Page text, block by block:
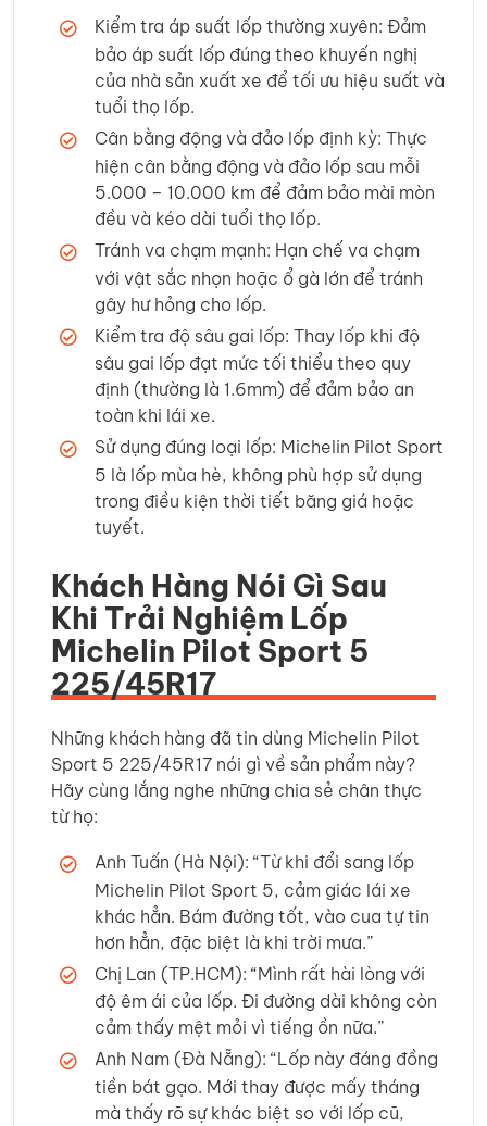
Kiểm tra áp suất lốp thường xuyên: Đảm
bảo áp suất lốp đúng theo khuyến nghị
của nhà sản xuất xe để tối ưu hiệu suất và
tuổi thọ lốp.
Cân bằng động và đảo lốp định kỳ: Thực
hiện cân bằng động và đảo lốp sau mỗi
5.000 – 10.000 km để đảm bảo mài mòn
đều và kéo dài tuổi thọ lốp.
Tránh va chạm mạnh: Hạn chế va chạm
với vật sắc nhọn hoặc ổ gà lớn để tránh
gây hư hỏng cho lốp.
Kiểm tra độ sâu gai lốp: Thay lốp khi độ
sâu gai lốp đạt mức tối thiểu theo quy
định (thường là 1.6mm) để đảm bảo an
toàn khi lái xe.
Sử dụng đúng loại lốp: Michelin Pilot Sport
5 là lốp mùa hè, không phù hợp sử dụng
trong điều kiện thời tiết băng giá hoặc
tuyết.
Khách Hàng Nói Gì Sau
Khi Trải Nghiệm Lốp
Michelin Pilot Sport 5
225/45R17
Những khách hàng đã tin dùng Michelin Pilot
Sport 5 225/45R17 nói gì về sản phẩm này?
Hãy cùng lắng nghe những chia sẻ chân thực
từ họ:
Anh Tuấn (Hà Nội): “Từ khi đổi sang lốp
Michelin Pilot Sport 5, cảm giác lái xe
khác hẳn. Bám đường tốt, vào cua tự tin
hơn hẳn, đặc biệt là khi trời mưa.”
Chị Lan (TP.HCM): “Mình rất hài lòng với
độ êm ái của lốp. Đi đường dài không còn
cảm thấy mệt mỏi vì tiếng ồn nữa.”
Anh Nam (Đà Nẵng): “Lốp này đáng đồng
tiền bát gạo. Mới thay được mấy tháng
mà thấy rõ sự khác biệt so với lốp cũ,